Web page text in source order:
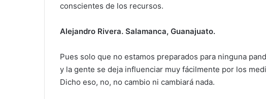
conscientes de los recursos.
Alejandro Rivera. Salamanca, Guanajuato.
Pues solo que no estamos preparados para ninguna
y la gente se deja influenciar muy fácilmente por los
Dicho eso, no, no cambio ni cambiará nada.